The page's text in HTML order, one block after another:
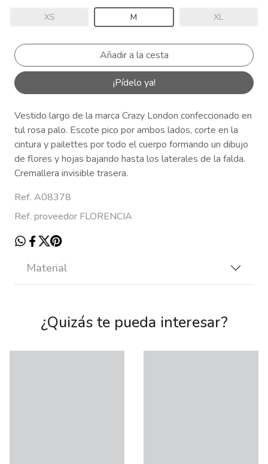
XS M XL
¡Pídelo ya!
Vestido largo de la marca Crazy London confeccionado en
tul rosa palo. Escote pico por ambos lados, corte en la
cintura y pailettes por todo el cuerpo formando un dibujo
de flores y hojas bajando hasta los laterales de la falda.
Cremallera invisible trasera.
Ref. A08378
Ref. proveedor FLORENCIA
Material
¿Quizás te pueda interesar?